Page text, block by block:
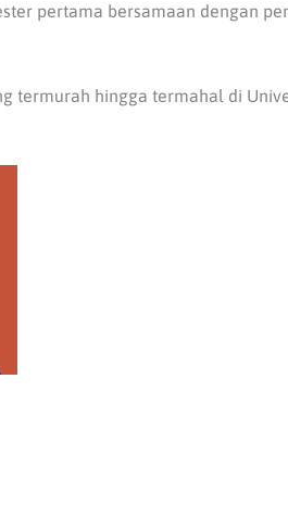
pertama bersamaan dengan
termurah hingga termahal di